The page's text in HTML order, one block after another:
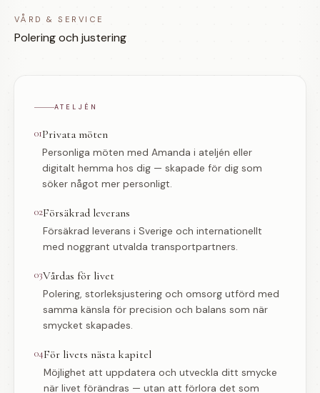
VÅRD & SERVICE
Polering och justering
ATELJÉN
01Privata möten
Personliga möten med Amanda i ateljén eller
digitalt hemma hos dig — skapade för dig som
söker något mer personligt.
02Försäkrad leverans
Försäkrad leverans i Sverige och internationellt
med noggrant utvalda transportpartners.
03Vårdas för livet
Polering, storleksjustering och omsorg utförd med
samma känsla för precision och balans som när
smycket skapades.
04För livets nästa kapitel
Möjlighet att uppdatera och utveckla ditt smycke
när livet förändras — utan att förlora det som